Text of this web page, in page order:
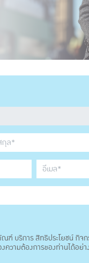
บริการ สิทธิประโยชน์ กิจก
วามต้องการของท่านได้อย่า